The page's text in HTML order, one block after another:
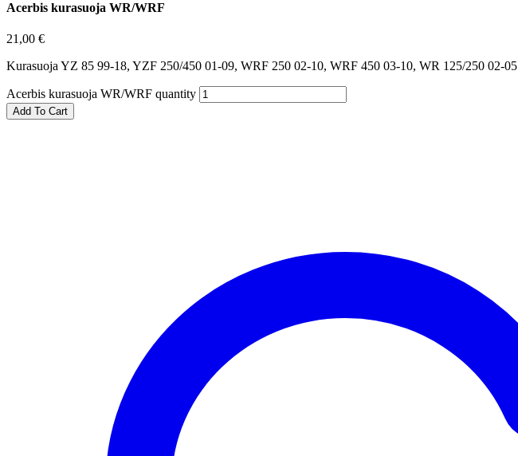
Acerbis kurasuoja WR/WRF
21,00 €
Kurasuoja YZ 85 99-18, YZF 250/450 01-09, WRF 250 02-10, WRF 450 03-10, WR 125/250 02-05
Acerbis kurasuoja WR/WRF quantity
Add To Cart